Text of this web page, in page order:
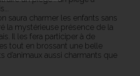
saura charmer les enfants sans
la mystérieuse présence de la
Il les fera participer à de
tout en brossant une belle
d’animaux aussi charmants que